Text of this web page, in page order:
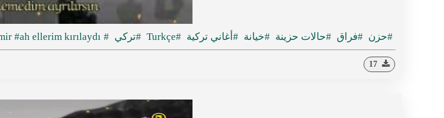
#حزن #فراق #حالات حزينة #خيانة #أغاني تركية #Turkçe #تركي #Tuğçe Kandemir
#ah ellerim kırılaydı